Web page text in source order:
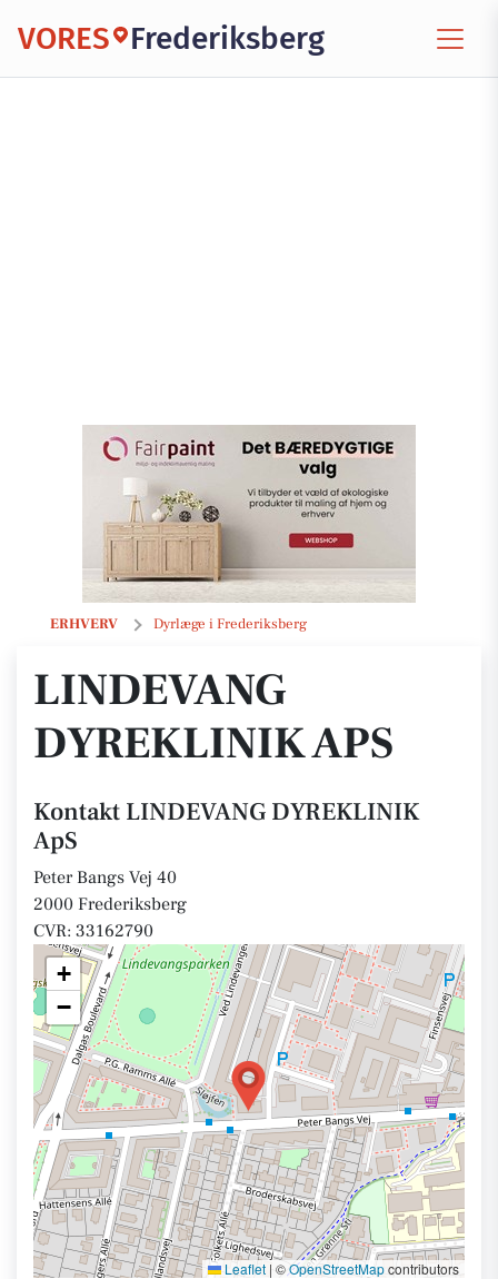
VORES Frederiksberg
ERHVERV Dyrlæge i Frederiksberg
LINDEVANG DYREKLINIK ApS
LINDEVANG
DYREKLINIK APS
Kontakt LINDEVANG DYREKLINIK
ApS
Peter Bangs Vej 40
2000 Frederiksberg
CVR: 33162790
+
−
Leaflet | ©OpenStreetMapcontributors